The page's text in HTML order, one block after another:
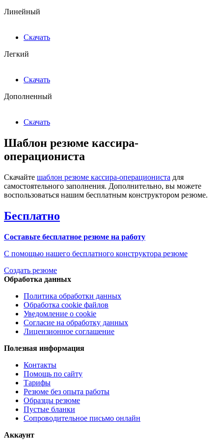
Линейный
Скачать
Легкий
Скачать
Дополненный
Скачать
Шаблон резюме кассира-
операциониста
Скачайте шаблон резюме кассира-операциониста для
самостоятельного заполнения. Дополнительно, вы можете
воспользоваться нашим бесплатным конструктором резюме.
Бесплатно
Составьте бесплатное резюме на работу
С помощью нашего бесплатного конструктора резюме
Создать резюме
Обработка данных
Политика обработки данных
Обработка cookie файлов
Уведомление о cookie
Согласие на обработку данных
Лицензионное соглашение
Полезная информация
Контакты
Помощь по сайту
Тарифы
Резюме без опыта работы
Образцы резюме
Пустые бланки
Сопроводительное письмо онлайн
Аккаунт